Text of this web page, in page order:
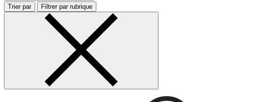
Trier par Filtrer par rubrique